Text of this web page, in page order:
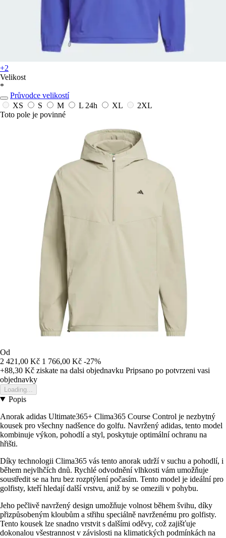
+2
Velikost
*
Průvodce velikostí
XS
S M L 24h XL
2XL
Toto pole je povinné
Od
2 421,00 Kč 1 766,00 Kč -27%
+88,30 Kč ziskate na dalsi objednavku Pripsano po potvrzeni vasi
objednavky
Loading...
Popis
Anorak adidas Ultimate365+ Clima365 Course Control je nezbytný
kousek pro všechny nadšence do golfu. Navržený adidas, tento model
kombinuje výkon, pohodlí a styl, poskytuje optimální ochranu na
hřišti.
Díky technologii Clima365 vás tento anorak udrží v suchu a pohodlí, i
během nejvlhčích dnů. Rychlé odvodnění vlhkosti vám umožňuje
soustředit se na hru bez rozptýlení počasím. Tento model je ideální pro
golfisty, kteří hledají další vrstvu, aniž by se omezili v pohybu.
Jeho pečlivě navržený design umožňuje volnost během švihu, díky
přizpůsobeným kloubům a střihu speciálně navrženému pro golfisty.
Tento kousek lze snadno vrstvit s dalšími oděvy, což zajišťuje
dokonalou všestrannost v závislosti na klimatických podmínkách na